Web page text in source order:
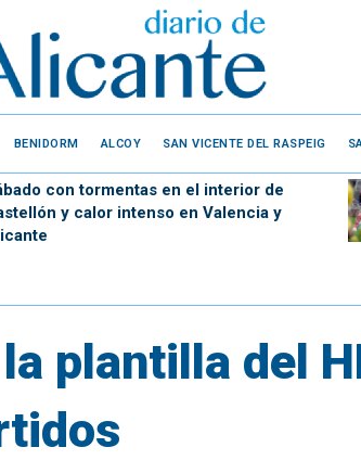
BENIDORM ALCOY SAN VICENTE DEL RASPEIG
con tormentas en el interior de
y calor intenso en Valencia y
plantilla del